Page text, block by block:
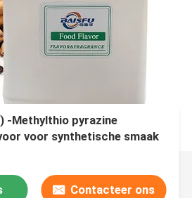
-Methylthio pyrazine
voor synthetische smaak
Contacteer ons